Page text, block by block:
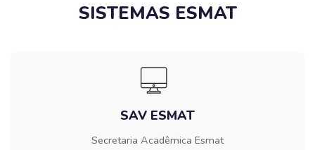
SISTEMAS ESMAT​
SAV ESMAT
Secretaria Acadêmica Esmat